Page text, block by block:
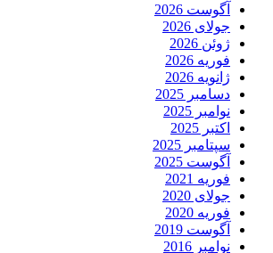
آگوست 2026
جولای 2026
ژوئن 2026
فوریه 2026
ژانویه 2026
دسامبر 2025
نوامبر 2025
اکتبر 2025
سپتامبر 2025
آگوست 2025
فوریه 2021
جولای 2020
فوریه 2020
آگوست 2019
نوامبر 2016